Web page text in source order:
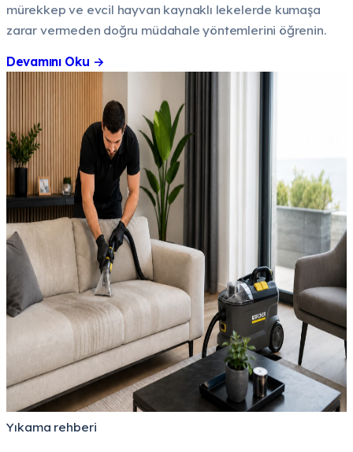
mürekkep ve evcil hayvan kaynaklı lekelerde kumaşa
zarar vermeden doğru müdahale yöntemlerini öğrenin.
Devamını Oku →
Yıkama rehberi